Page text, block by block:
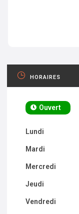
HORAIRES
Ouvert
Lundi
Mardi
Mercredi
Jeudi
Vendredi